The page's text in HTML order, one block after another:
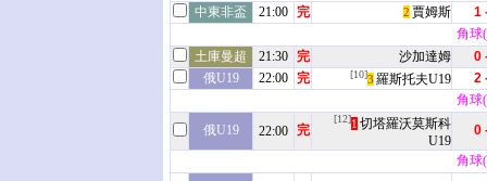
中東非盃
21:00 完 2 賈姆斯
1
角球
土庫曼超
21:30 完 沙加達姆
0
俄U19
22:00 完 [10]3 羅斯托夫U19
2
角球
俄U19
22:00 完
[12]1 切塔羅沃莫斯科
U19
0
角球